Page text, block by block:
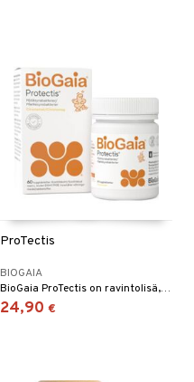
ProTectis
BIOGAIA
BioGaia ProTectis on ravintolisä, joka sisältää maitohappobakteereita Lactobacillus reuteri Protectis -lajista, joita esiintyy luonnostaan ihmisen vatsassa ja suolistossa.
24,90 €